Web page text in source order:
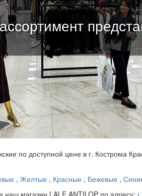
по доступной цене в г. Кострома
, Желтые , Красные , Бежевые ,